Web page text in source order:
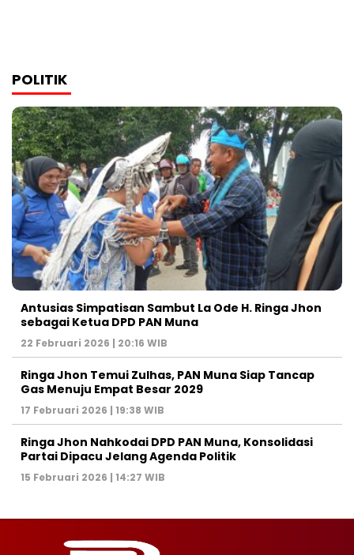
POLITIK
Antusias Simpatisan Sambut La Ode H. Ringa Jhon
sebagai Ketua DPD PAN Muna
22 Februari 2026 | 20:16 WIB
Ringa Jhon Temui Zulhas, PAN Muna Siap Tancap
Gas Menuju Empat Besar 2029
17 Februari 2026 | 19:38 WIB
Ringa Jhon Nahkodai DPD PAN Muna, Konsolidasi
Partai Dipacu Jelang Agenda Politik
15 Februari 2026 | 14:27 WIB